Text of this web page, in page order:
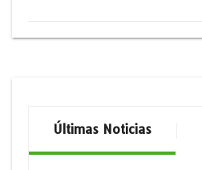
Últimas Noticias